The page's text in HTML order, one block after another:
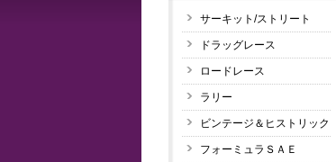
サーキット/ストリート
ドラッグレース
ロードレース
ラリー
ビンテージ＆ヒストリック
フォーミュラＳＡＥ